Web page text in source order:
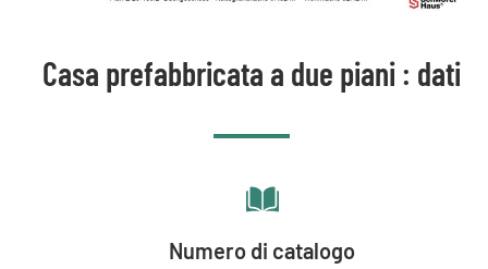
Casa prefabbricata a due piani : dati
Numero di catalogo